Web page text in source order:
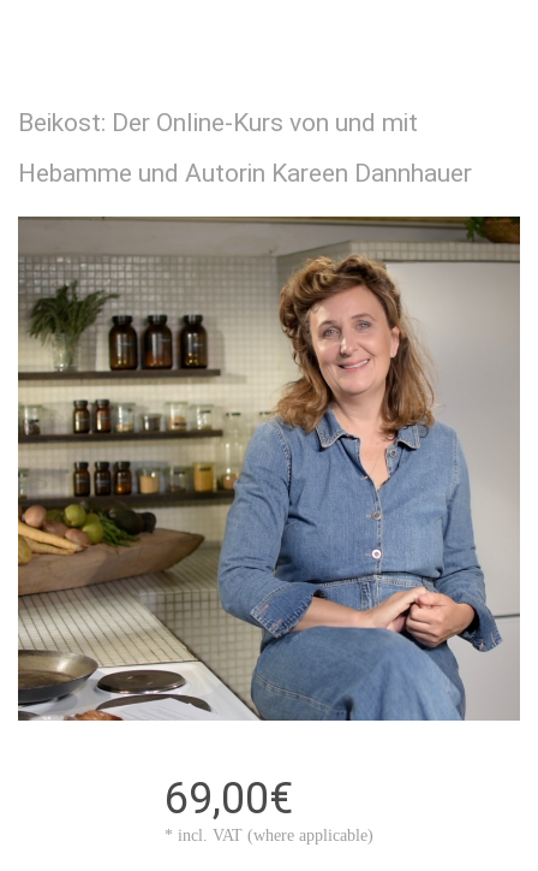
Beikost: Der Online-Kurs von und mit
Hebamme und Autorin Kareen Dannhauer
69,00€
* incl. VAT (where applicable)